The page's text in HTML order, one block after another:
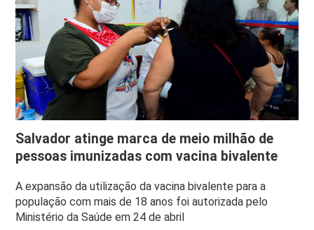
Salvador atinge marca de meio milhão de
pessoas imunizadas com vacina bivalente
A expansão da utilização da vacina bivalente para a
população com mais de 18 anos foi autorizada pelo
Ministério da Saúde em 24 de abril